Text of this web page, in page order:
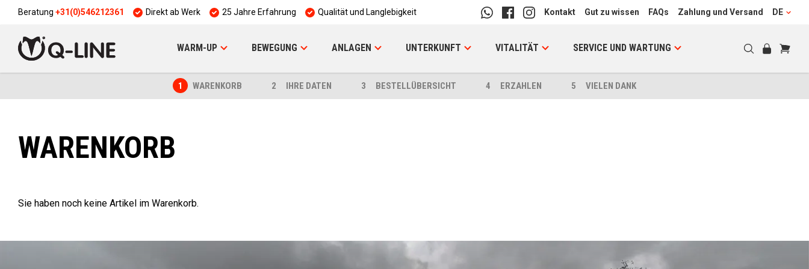
Beratung +31(0)546212361 Direkt ab Werk 25 Jahre Erfahrung Qualität und Langlebigkeit Kontakt Gut zu wissen FAQs Zahlung und Versand DE
WARM-UP BEWEGUNG ANLAGEN UNTERKUNFT VITALITÄT SERVICE UND WARTUNG
1 WARENKORB 2 IHRE DATEN 3 BESTELLÜBERSICHT 4 ERZAHLEN 5 VIELEN DANK
WARENKORB
Sie haben noch keine Artikel im Warenkorb.